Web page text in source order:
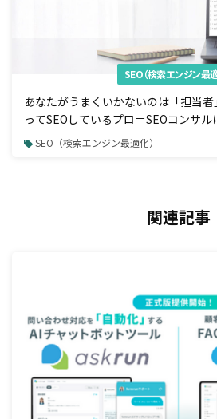
SEO（検索エンジン最適
あなたがうまくいかないのは「担当
ってSEOしているプロ＝SEOコンサル
SEO（検索エンジン最適化）
関連記事